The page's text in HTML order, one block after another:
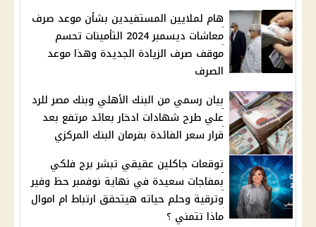
هام لملايين المستفيدين بشأن موعد صرف
معاشات ديسمبر 2024 التأمينات تحسم
موقف صرف الزيادة الجديدة وهذا موعد
الصرف
بيان رسمي من البنك الأهلي وبنك مصر للرد
علي طرح شهادات ادخار بعائد مرتفع بعد
قرار سعر الفائدة بفرمان البنك المركزي
توقعات جاكلين عقيقي تبشر برج فلكي
بمفاجات سعيدة في نهاية نوفمبر حظ وفير
وترقية وحلم حياته هيتحقق ارتباط ام اموال
ماذا تتمني ؟